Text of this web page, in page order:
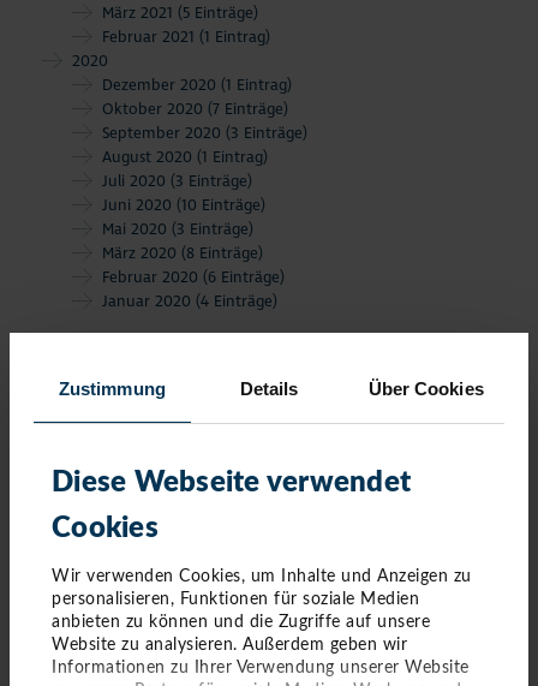
Zustimmung Details Über Cookies
Diese Webseite verwendet
Cookies
Wir verwenden Cookies, um Inhalte und Anzeigen zu
personalisieren, Funktionen für soziale Medien
anbieten zu können und die Zugriffe auf unsere
Website zu analysieren. Außerdem geben wir
Informationen zu Ihrer Verwendung unserer Website
März 2021 (5 Einträge)
Februar 2021 (1 Eintrag)
2020
Dezember 2020 (1 Eintrag)
Oktober 2020 (7 Einträge)
September 2020 (3 Einträge)
August 2020 (1 Eintrag)
Juli 2020 (3 Einträge)
Juni 2020 (10 Einträge)
Mai 2020 (3 Einträge)
März 2020 (8 Einträge)
Februar 2020 (6 Einträge)
Januar 2020 (4 Einträge)